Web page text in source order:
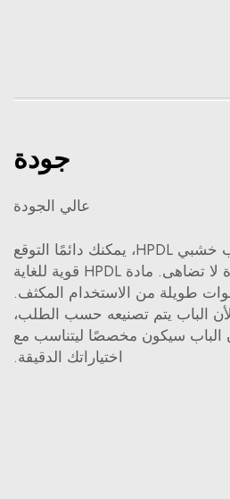
جودة
عالي الجودة
أخيرًا، فيما يتعلق بباب خشبي HPDL، يمكنك دائمًا التوقع
الحصول على جودة لا تضاهى. مادة HPDL قوية للغاية
طويلة من الاستخدام المكثف.
الباب يتم تصنيعه حسب الطلب،
الباب سيكون مخصصًا ليتناسب مع
اختياراتك الدقيقة.